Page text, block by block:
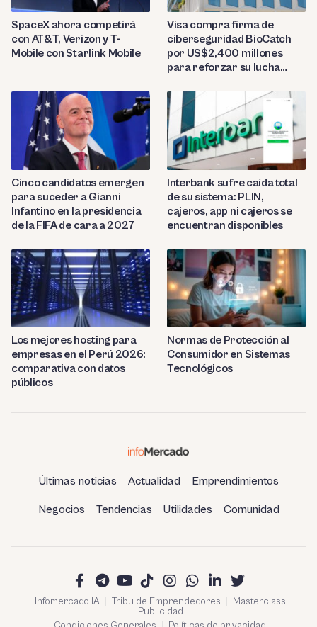
SpaceX ahora competirá
con AT&T, Verizon y T-
Mobile con Starlink Mobile
Visa compra firma de
ciberseguridad BioCatch
por US$2,400 millones
para reforzar su lucha
Cinco candidatos emergen
para suceder a Gianni
Infantino en la presidencia
de la FIFA de cara a 2027
Interbank sufre caída total
de su sistema: PLIN,
cajeros, app ni cajeros se
encuentran disponibles
Los mejores hosting para
empresas en el Perú 2026:
comparativa con datos
públicos
Normas de Protección al
Consumidor en Sistemas
Tecnológicos
Últimas noticias Actualidad Emprendimientos
Negocios Tendencias Utilidades Comunidad
Infomercado IA Tribu de Emprendedores
Masterclass
Publicidad